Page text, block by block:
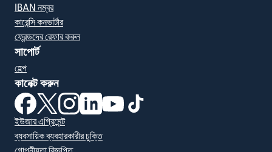
IBAN নম্বর
কারেন্সি কনভার্টার
ফ্রেন্ডদের রেফার করুন
সাপোর্ট
হেল্প
কানেক্ট করুন
(নতুন উইন্ডোতে খুলবে)
(নতুন উইন্ডোতে খুলবে)
(নতুন উইন্ডোতে খুলবে)
(নতুন উইন্ডোতে খুলবে)
(নতুন উইন্ডোতে খুলবে)
ইউজার এগ্রিমেন্ট
ব্যবসায়িক ব্যবহারকারীর চুক্তি